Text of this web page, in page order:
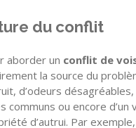
du conflit
aborder un conflit de
la source du
d’odeurs désagréables,
communs ou encore d’un
d’autrui. Par